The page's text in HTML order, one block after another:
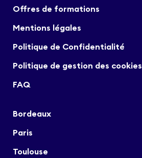
Offres de formations
Mentions légales
Politique de Confidentialité
Politique de gestion des cookies
FAQ
Bordeaux
Paris
Toulouse